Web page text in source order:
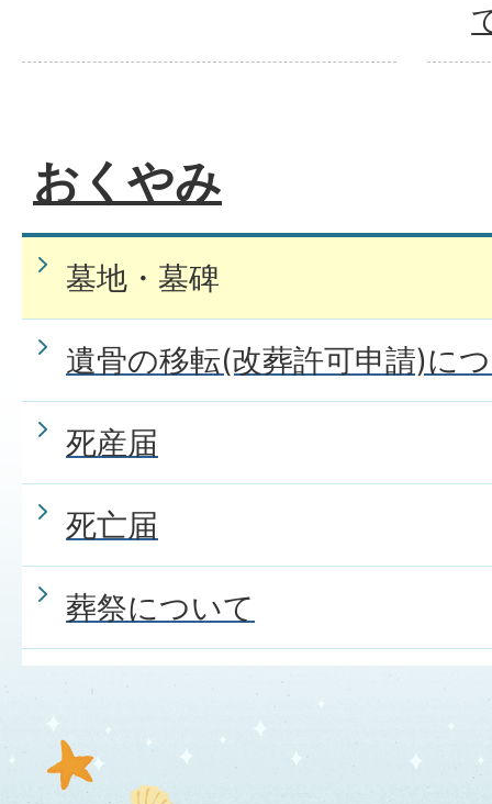
おくやみ
墓地・墓碑
遺骨の移転(改葬許可申請)に
死産届
死亡届
葬祭について